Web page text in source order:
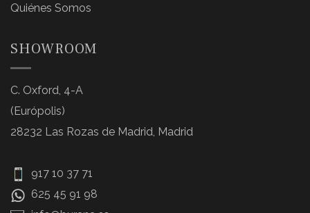
Quiénes Somos
SHOWROOM
C. Oxford, 4-A
(Európolis)
28232 Las Rozas de Madrid, Madrid
917 10 37 71
625 45 91 98